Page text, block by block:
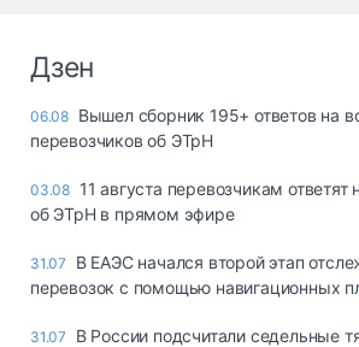
Дзен
06.08 Вышел сборник 195+ ответов на
перевозчиков об ЭТрН
03.08 11 августа перевозчикам ответят
об ЭТрН в прямом эфире
31.07
В ЕАЭС начался второй этап
перевозок с помощью навигационных
31.07
В России подсчитали седельные